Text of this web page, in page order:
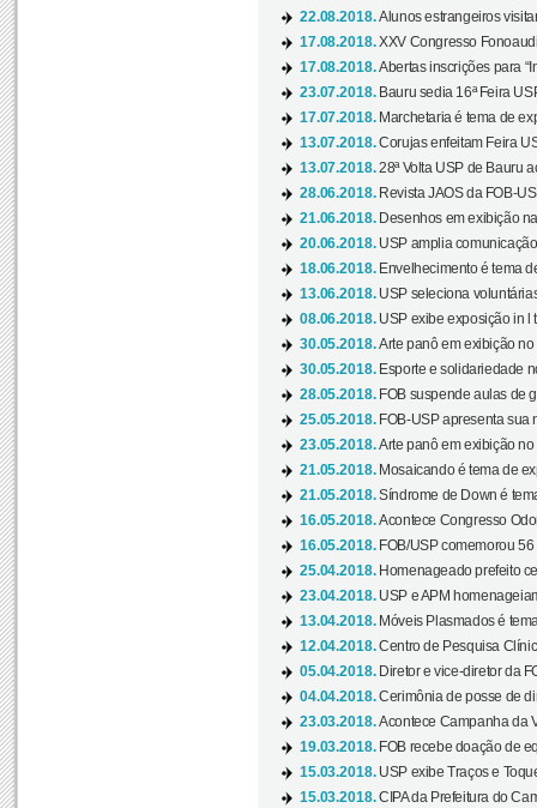
22.08.2018.Alunos estrangeiros
17.08.2018.XXV Congresso
17.08.2018.Abertas inscrições para
23.07.2018. Bauru sedia 16ª Feira
17.07.2018. Marchetaria é tema de
13.07.2018.Corujas enfeitam Feira
13.07.2018.28ª Volta USP de Bauru
28.06.2018. Revista JAOS da FOB-
21.06.2018. Desenhos em exibição
20.06.2018. USP amplia
18.06.2018. Envelhecimento é tema
13.06.2018. USP seleciona
08.06.2018. USP exibe exposição in l
30.05.2018.Arte panô em exibição no
30.05.2018. Esporte e solidariedade
28.05.2018. FOB suspende aulas de
25.05.2018. FOB-USP apresenta sua
23.05.2018.Arte panô em exibição no
21.05.2018. Mosaicando é tema de
21.05.2018.Síndrome de Down é
16.05.2018.Acontece Congresso
16.05.2018. FOB/USP comemorou
25.04.2018. Homenageado prefeito
23.04.2018. USP e APM
13.04.2018. Móveis Plasmados é
12.04.2018.Centro de Pesquisa
05.04.2018. Diretor e vice-diretor da
04.04.2018.Cerimônia de posse de
23.03.2018.Acontece Campanha da
19.03.2018. FOB recebe doação de
15.03.2018. USP exibe Traços e
15.03.2018.CIPA da Prefeitura do